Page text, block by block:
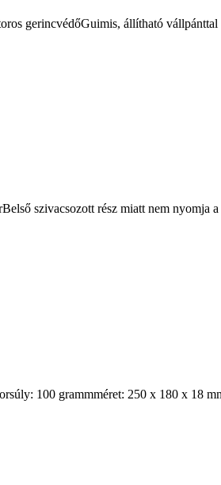
gerincvédőGuimis, állítható vállpánttal
szivacsozott rész miatt nem nyomja
100 grammméret: 250 x 180 x 18